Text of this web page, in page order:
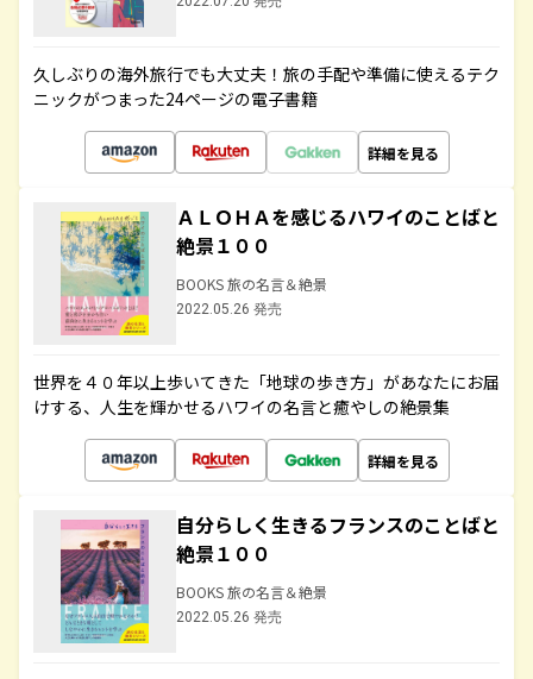
久しぶりの海外旅行でも大丈夫！旅の手配や準備に使えるテク
ニックがつまった24ページの電子書籍
詳細を見る
ＡＬＯＨＡを感じるハワイのことばと
絶景１００
BOOKS 旅の名言＆絶景
2022.05.26 発売
世界を４０年以上歩いてきた「地球の歩き方」があなたにお届
けする、人生を輝かせるハワイの名言と癒やしの絶景集
詳細を見る
自分らしく生きるフランスのことばと
絶景１００
BOOKS 旅の名言＆絶景
2022.05.26 発売